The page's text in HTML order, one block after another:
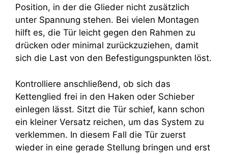
Position, in der die Glieder nicht zusätzlich
unter Spannung stehen. Bei vielen Montagen
hilft es, die Tür leicht gegen den Rahmen zu
drücken oder minimal zurückzuziehen, damit
sich die Last von den Befestigungspunkten löst.
Kontrolliere anschließend, ob sich das
Kettenglied frei in den Haken oder Schieber
einlegen lässt. Sitzt die Tür schief, kann schon
ein kleiner Versatz reichen, um das System zu
verklemmen. In diesem Fall die Tür zuerst
wieder in eine gerade Stellung bringen und erst